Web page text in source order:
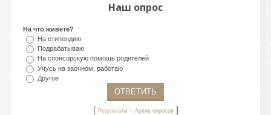
Наш опрос
На что живете?
На стипендию
Подрабатываю
На спонсорскую помощь родителей
Учусь на заочном, работаю
Другое
[ Результаты· Архив опросов]